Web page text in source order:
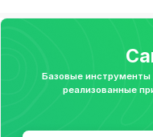
Базовые
реализованные